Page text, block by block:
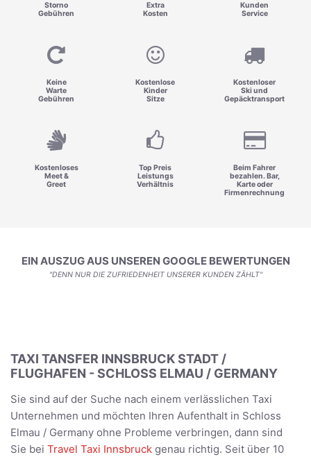
Storno
Gebühren
Extra
Kosten
Kunden
Service
Keine
Warte
Gebühren
Kostenlose
Kinder
Sitze
Kostenloser
Ski und
Gepäcktransport
Kostenloses
Meet &
Greet
Top Preis
Leistungs
Verhältnis
Beim Fahrer
bezahlen. Bar,
Karte oder
Firmenrechnung
EIN AUSZUG AUS UNSEREN GOOGLE BEWERTUNGEN
"DENN NUR DIE ZUFRIEDENHEIT UNSERER KUNDEN ZÄHLT"
TAXI TANSFER INNSBRUCK STADT /
FLUGHAFEN - SCHLOSS ELMAU / GERMANY
Sie sind auf der Suche nach einem verlässlichen Taxi
Unternehmen und möchten Ihren Aufenthalt in Schloss
Elmau / Germany ohne Probleme verbringen, dann sind
Sie bei Travel Taxi Innsbruck genau richtig. Seit über 10